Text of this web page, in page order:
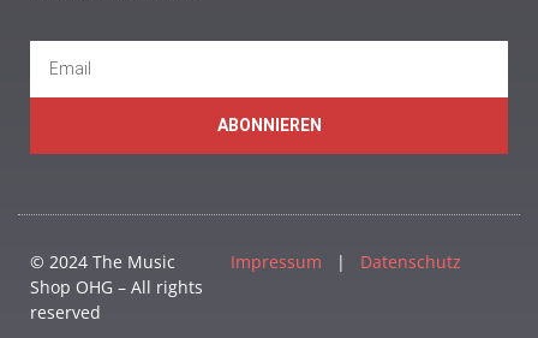
ABONNIEREN
© 2024 The Music
Shop OHG – All rights
reserved
Impressum | Datenschutz